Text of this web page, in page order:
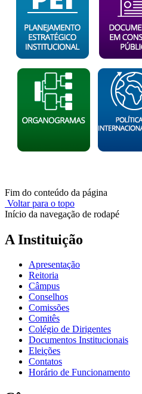
Fim do conteúdo da página
Voltar para o topo
Início da navegação de rodapé
A Instituição
Apresentação
Reitoria
Câmpus
Conselhos
Comissões
Comitês
Colégio de Dirigentes
Documentos Institucionais
Eleições
Contatos
Horário de Funcionamento